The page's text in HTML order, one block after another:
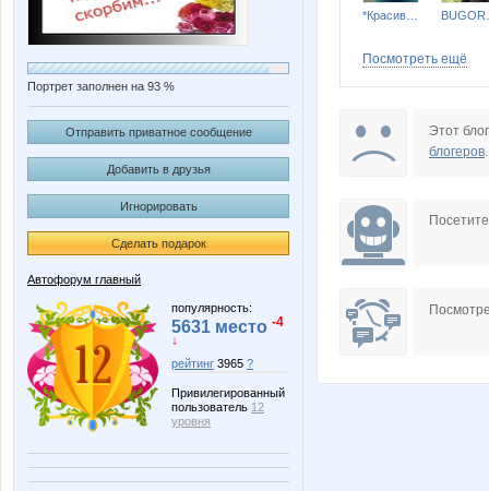
Портрет заполнен на 93 %
Отправить приватное сообщение
Добавить в друзья
Игнорировать
Сделать подарок
Автофорум главный
популярность:
5631 место -4
↓
рейтинг 3965 ?
Привилегированный
пользователь 12
уровня
Посмотреть ещё
Этот
блогеров.